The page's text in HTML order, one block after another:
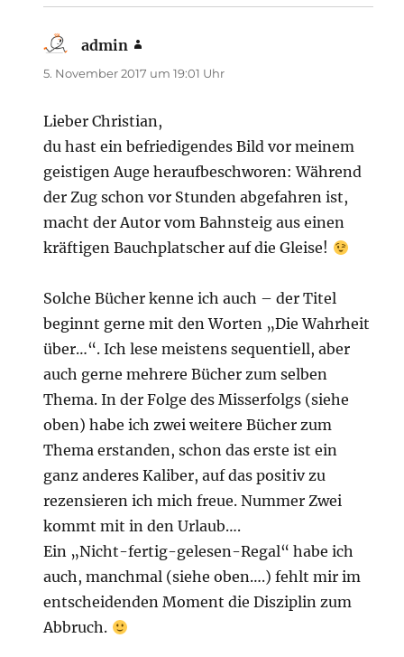
admin
5. November 2017 um 19:01 Uhr
Lieber Christian,
du hast ein befriedigendes Bild vor meinem
geistigen Auge heraufbeschworen: Während
der Zug schon vor Stunden abgefahren ist,
macht der Autor vom Bahnsteig aus einen
kräftigen Bauchplatscher auf die Gleise!
Solche Bücher kenne ich auch – der Titel
beginnt gerne mit den Worten „Die Wahrheit
über…“. Ich lese meistens sequentiell, aber
auch gerne mehrere Bücher zum selben
Thema. In der Folge des Misserfolgs (siehe
oben) habe ich zwei weitere Bücher zum
Thema erstanden, schon das erste ist ein
ganz anderes Kaliber, auf das positiv zu
rezensieren ich mich freue. Nummer Zwei
kommt mit in den Urlaub….
Ein „Nicht-fertig-gelesen-Regal“ habe ich
auch, manchmal (siehe oben….) fehlt mir im
entscheidenden Moment die Disziplin zum
Abbruch.